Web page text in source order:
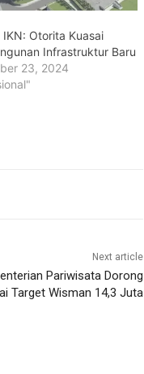
IKN: Otorita Kuasai
Infrastruktur Baru
23, 2024
Next article
Pariwisata Dorong
Target Wisman 14,3 Juta